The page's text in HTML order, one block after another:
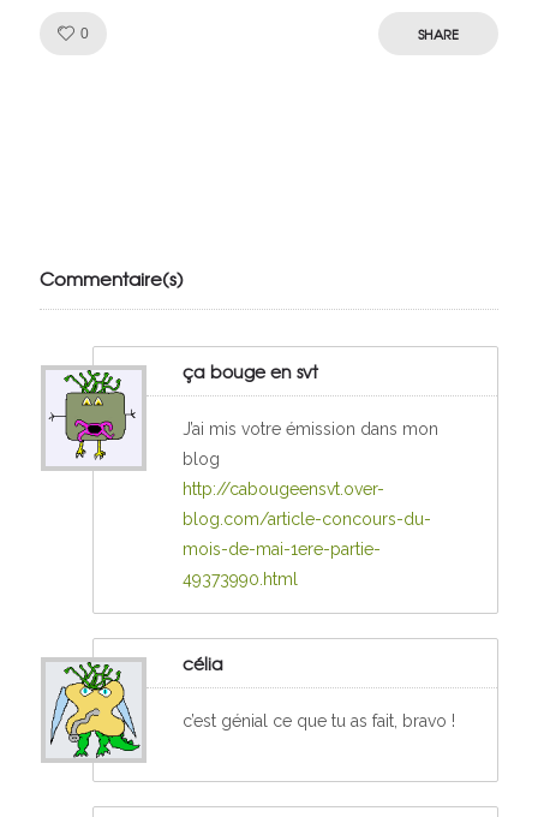
0 SHARE
Commentaire(s)
ça bouge en svt
J’ai mis votre émission dans mon
blog
http://cabougeensvt.over-
blog.com/article-concours-du-
mois-de-mai-1ere-partie-
49373990.html
célia
c’est génial ce que tu as fait, bravo !